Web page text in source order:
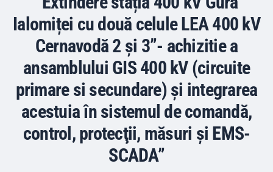
Ialomiței cu două celule LEA 400 kV
Cernavodă 2 și 3”- achizitie a
ansamblului GIS 400 kV (circuite
primare si secundare) şi integrarea
acestuia în sistemul de comandă,
control, protecţii, măsuri şi EMS-
SCADA”